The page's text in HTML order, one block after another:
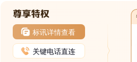
标讯详情查看
关键电话直连